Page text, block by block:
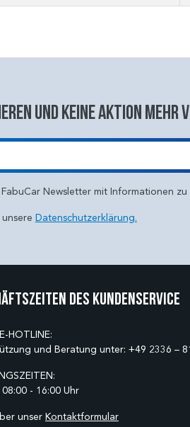
und keine aktion mehr
Newsletter mit Informationen
Datenschutzerklärung.
des Kundenservice
HOTLINE:
und Beratung unter: +49 2336 –
- 16:00 Uhr
unser Kontaktformular